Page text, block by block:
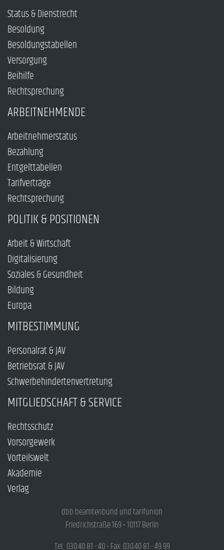
Status & Dienstrecht
Besoldung
Besoldungstabellen
Versorgung
Beihilfe
Rechtsprechung
ARBEITNEHMENDE
Arbeitnehmerstatus
Bezahlung
Entgelttabellen
Tarifverträge
Rechtsprechung
POLITIK & POSITIONEN
Arbeit & Wirtschaft
Digitalisierung
Soziales & Gesundheit
Bildung
Europa
MITBESTIMMUNG
Personalrat & JAV
Betriebsrat & JAV
Schwerbehindertenvertretung
MITGLIEDSCHAFT & SERVICE
Rechtsschutz
Vorsorgewerk
Vorteilswelt
Akademie
Verlag
dbb beamtenbund und tarifunion
Friedrichstraße 169 • 10117 Berlin
Tel.: 030.40 81 - 40 • Fax: 030.40 81 - 49 99